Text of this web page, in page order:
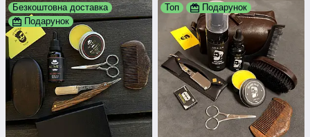
Безкоштовна доставка
Подарунок
Топ Подарунок